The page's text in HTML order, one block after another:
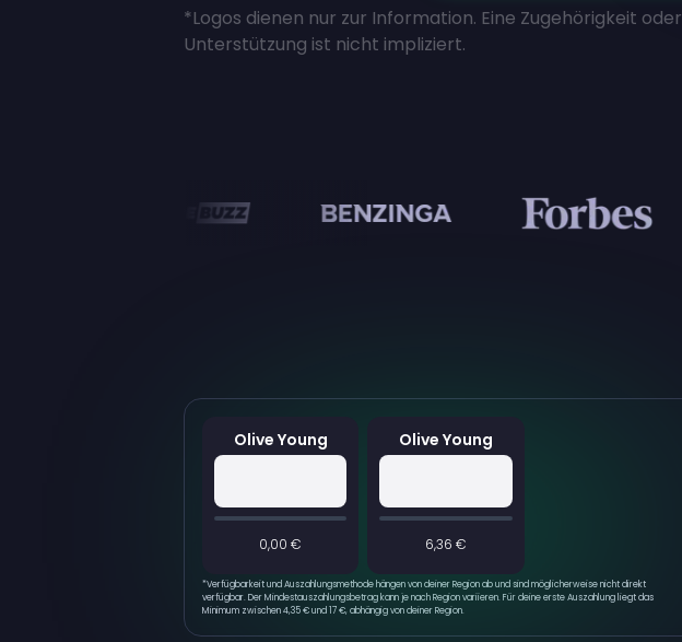
*Logos dienen nur zur Information. Eine Zugehörigkeit oder
Unterstützung ist nicht impliziert.
Olive Young
0,00 €
Olive Young
6,36 €
*Verfügbarkeit und Auszahlungsmethode hängen von deiner Region ab und sind möglicherweise nicht direkt
verfügbar. Der Mindestauszahlungsbetrag kann je nach Region variieren. Für deine erste Auszahlung liegt das
Minimum zwischen 4,35 € und 17 €, abhängig von deiner Region.